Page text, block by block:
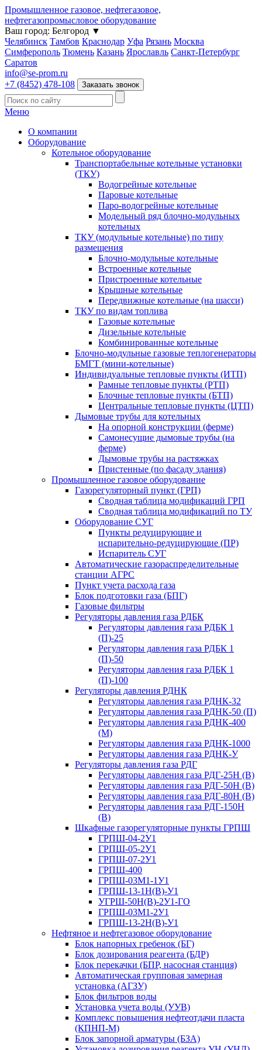
Промышленное газовое, нефтегазовое,
нефтегазопромысловое оборудование
Ваш город: Белгород ▼
Челябинск Тамбов Краснодар Уфа Рязань Москва
Симферополь Тюмень Казань Ярославль Санкт-Петербург
Саратов
info@se-prom.ru
+7 (8452) 478-108
Заказать звонок
Меню
О компании
Оборудование
Котельное оборудование
Транспортабельные котельные установки
(ТКУ)
Водогрейные котельные
Паровые котельные
Паро-водогрейные котельные
Модельный ряд блочно-модульных
котельных
ТКУ (модульные котельные) по типу
размещения
Блочно-модульные котельные
Встроенные котельные
Пристроенные котельные
Крышные котельные
Передвижные котельные (на шасси)
ТКУ по видам топлива
Газовые котельные
Дизельные котельные
Комбинированные котельные
Блочно-модульные газовые теплогенераторы
БМГТ (мини-котельные)
Индивидуальные тепловые пункты (ИТП)
Рамные тепловые пункты (РТП)
Блочные тепловые пункты (БТП)
Центральные тепловые пункты (ЦТП)
Дымовые трубы для котельных
На опорной конструкции (ферме)
Самонесущие дымовые трубы (на
ферме)
Дымовые трубы на растяжках
Пристенные (по фасаду здания)
Промышленное газовое оборудование
Газорегуляторный пункт (ГРП)
Сводная таблица модификаций ГРП
Сводная таблица модификаций по ТУ
Оборудование СУГ
Пункты редуцирующие и
испарительно-редуцирующие (ПР)
Испаритель СУГ
Автоматические газораспределительные
станции АГРС
Пункт учета расхода газа
Блок подготовки газа (БПГ)
Газовые фильтры
Регуляторы давления газа РДБК
Регуляторы давления газа РДБК 1
(П)-25
Регуляторы давления газа РДБК 1
(П)-50
Регуляторы давления газа РДБК 1
(П)-100
Регуляторы давления РДНК
Регуляторы давления газа РДНК-32
Регуляторы давления газа РДНК-50 (П)
Регуляторы давления газа РДНК-400
(М)
Регуляторы давления газа РДНК-1000
Регуляторы давления газа РДНК-У
Регуляторы давления газа РДГ
Регуляторы давления газа РДГ-25Н (В)
Регуляторы давления газа РДГ-50Н (В)
Регуляторы давления газа РДГ-80Н (В)
Регуляторы давления газа РДГ-150Н
(В)
Шкафные газорегуляторные пункты ГРПШ
ГРПШ-04-2У1
ГРПШ-05-2У1
ГРПШ-07-2У1
ГРПШ-400
ГРПШ-03М1-1У1
ГРПШ-13-1Н(В)-У1
УГРШ-50Н(В)-2У1-ГО
ГРПШ-03М1-2У1
ГРПШ-13-2Н(В)-У1
Нефтяное и нефтегазовое оборудование
Блок напорных гребенок (БГ)
Блок дозирования реагента (БДР)
Блок перекачки (БПР, насосная станция)
Автоматическая групповая замерная
установка (АГЗУ)
Блок фильтров воды
Установка учета воды (УУВ)
Комплекс повышения нефтеотдачи пласта
(КПНП-М)
Блок запорной арматуры (БЗА)